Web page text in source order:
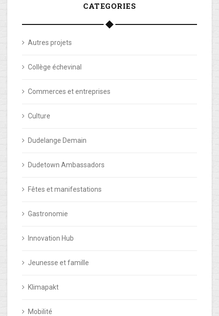
CATEGORIES
Autres projets
Collège échevinal
Commerces et entreprises
Culture
Dudelange Demain
Dudetown Ambassadors
Fêtes et manifestations
Gastronomie
Innovation Hub
Jeunesse et famille
Klimapakt
Mobilité